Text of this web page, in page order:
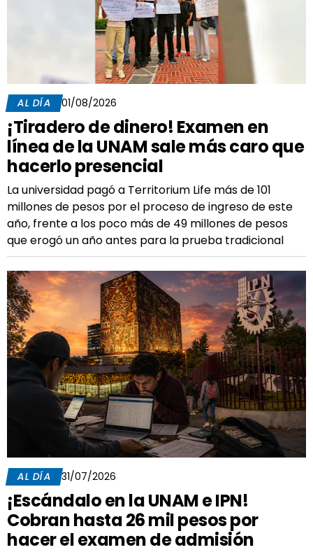
AL DÍA 01/08/2026
¡Tiradero de dinero! Examen en
línea de la UNAM sale más caro que
hacerlo presencial
La universidad pagó a Territorium Life más de 101
millones de pesos por el proceso de ingreso de este
año, frente a los poco más de 49 millones de pesos
que erogó un año antes para la prueba tradicional
AL DÍA 31/07/2026
¡Escándalo en la UNAM e IPN!
Cobran hasta 26 mil pesos por
hacer el examen de admisión